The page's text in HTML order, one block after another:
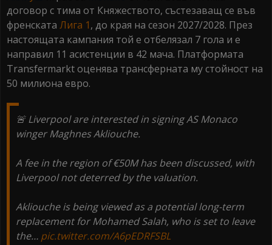
договор с тима от Княжеството, състезаващ се във
френската Лига 1, до края на сезон 2027/2028. През
настоящата кампания той е отбелязал 7 гола и е
направил 11 асистенции в 42 мача. Платформата
Transfermarkt оценява трансферната му стойност на
50 милиона евро.
🚨 Liverpool are interested in signing AS Monaco
winger Maghnes Akliouche.
A fee in the region of €50M has been discussed, with
Liverpool not deterred by the valuation.
Akliouche is being viewed as a potential long-term
replacement for Mohamed Salah, who is set to leave
the… pic.twitter.com/A6pEDRFSBL